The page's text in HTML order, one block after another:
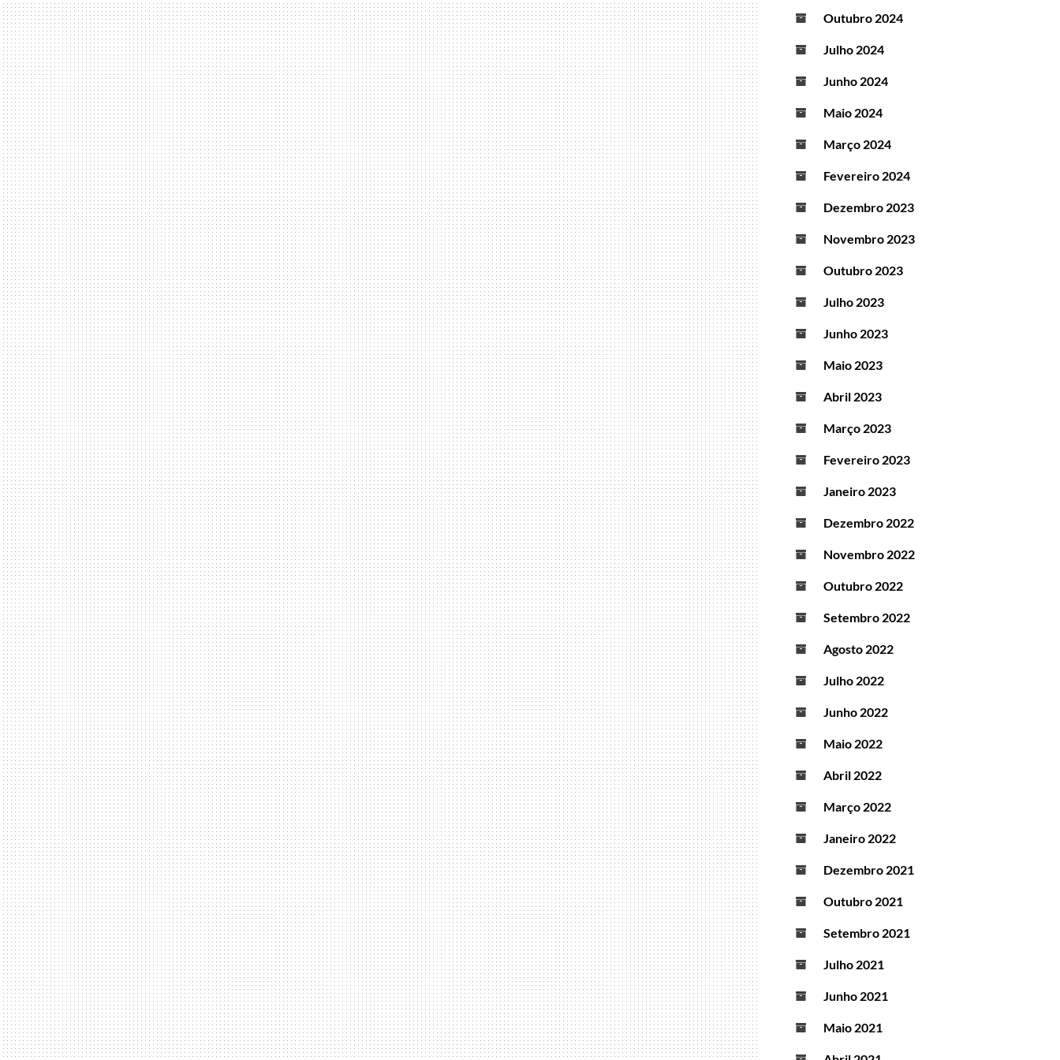
Outubro 2024
Julho 2024
Junho 2024
Maio 2024
Março 2024
Fevereiro 2024
Dezembro 2023
Novembro 2023
Outubro 2023
Julho 2023
Junho 2023
Maio 2023
Abril 2023
Março 2023
Fevereiro 2023
Janeiro 2023
Dezembro 2022
Novembro 2022
Outubro 2022
Setembro 2022
Agosto 2022
Julho 2022
Junho 2022
Maio 2022
Abril 2022
Março 2022
Janeiro 2022
Dezembro 2021
Outubro 2021
Setembro 2021
Julho 2021
Junho 2021
Maio 2021